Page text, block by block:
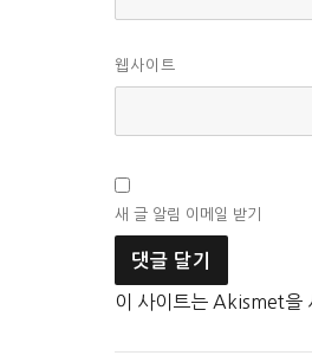
웹사이트
새 글 알림 이메일 받기
이 사이트는 Akismet을